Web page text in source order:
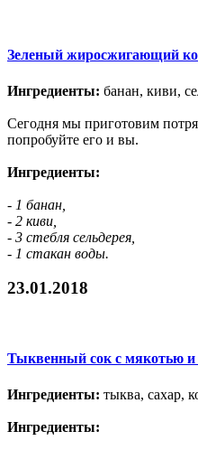
Зеленый жиросжигающий
Ингредиенты: банан, киви,
Сегодня мы приготовим
попробуйте его и вы.
Ингредиенты:
- 1 банан,
- 2 киви,
- 3 стебля сельдерея,
- 1 стакан воды.
23.01.2018
Тыквенный сок с мякотью и
Ингредиенты: тыква, сахар,
Ингредиенты: